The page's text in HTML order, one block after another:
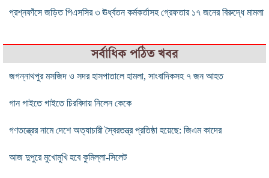
প্রশ্নফাঁসে জড়িত পিএসসির ৩ ঊর্ধ্বতন কর্মকর্তাসহ গ্রেফতার ১৭ জনের বিরুদ্ধে মামলা
সর্বাধিক পঠিত খবর
জগন্নাথপুর মসজিদ ও সদর হাসপাতালে হামলা, সাংবাদিকসহ ৭ জন আহত
গান গাইতে গাইতে চিরবিদায় নিলেন কেকে
গণতন্ত্রের নামে দেশে অত্যাচারী স্বৈরতন্ত্র প্রতিষ্ঠা হয়েছে: জিএম কাদের
আজ দুপুরে মুখোমুখি হবে কুমিল্লা-সিলেট